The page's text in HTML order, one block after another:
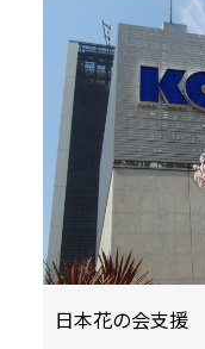
日本花の会支援